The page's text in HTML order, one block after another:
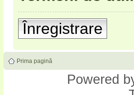
Înregistrare
Prima pagină
Powered